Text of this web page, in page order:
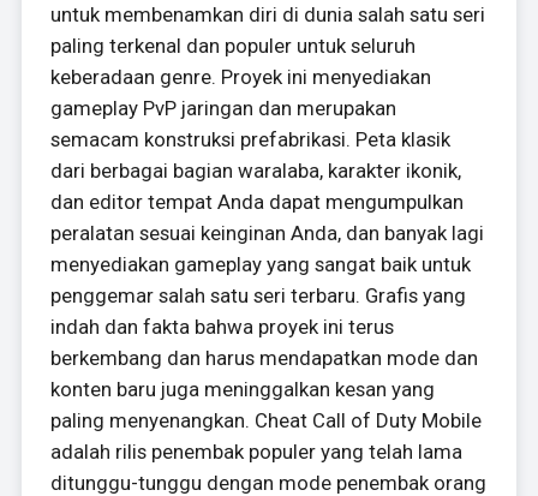
untuk membenamkan diri di dunia salah satu seri
paling terkenal dan populer untuk seluruh
keberadaan genre. Proyek ini menyediakan
gameplay PvP jaringan dan merupakan
semacam konstruksi prefabrikasi. Peta klasik
dari berbagai bagian waralaba, karakter ikonik,
dan editor tempat Anda dapat mengumpulkan
peralatan sesuai keinginan Anda, dan banyak lagi
menyediakan gameplay yang sangat baik untuk
penggemar salah satu seri terbaru. Grafis yang
indah dan fakta bahwa proyek ini terus
berkembang dan harus mendapatkan mode dan
konten baru juga meninggalkan kesan yang
paling menyenangkan. Cheat Call of Duty Mobile
adalah rilis penembak populer yang telah lama
ditunggu-tunggu dengan mode penembak orang